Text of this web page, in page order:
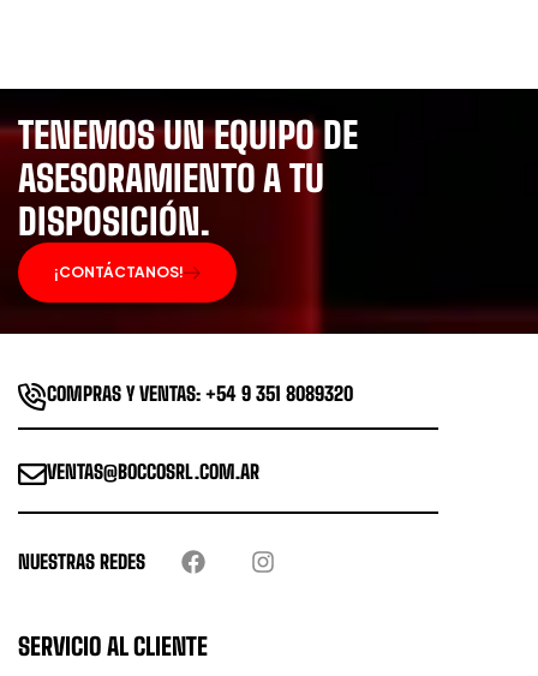
TENEMOS UN EQUIPO DE
ASESORAMIENTO A TU
DISPOSICIÓN.
¡CONTÁCTANOS!
COMPRAS Y VENTAS: +54 9 351 8089320
VENTAS@BOCCOSRL.COM.AR
NUESTRAS REDES
SERVICIO AL CLIENTE